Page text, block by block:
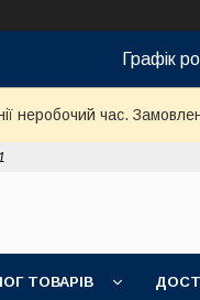
Графік
неробочий час.
ТОВАРІВ